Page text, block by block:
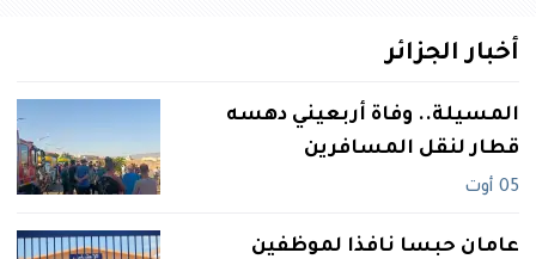
أخبار الجزائر
المسيلة.. وفاة أربعيني دهسه
قطار لنقل المسافرين
05 أوت
عامان حبسا نافذا لموظفين